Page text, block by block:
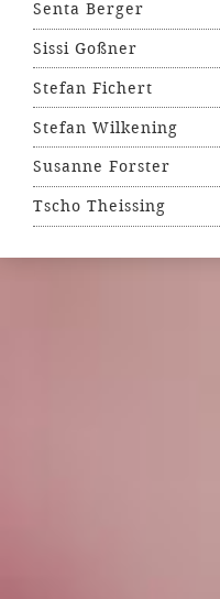
Senta Berger
Sissi Goßner
Stefan Fichert
Stefan Wilkening
Susanne Forster
Tscho Theissing